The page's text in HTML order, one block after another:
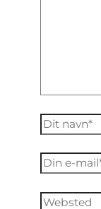
Dit
navn*
Din
e-
mail*
Websted